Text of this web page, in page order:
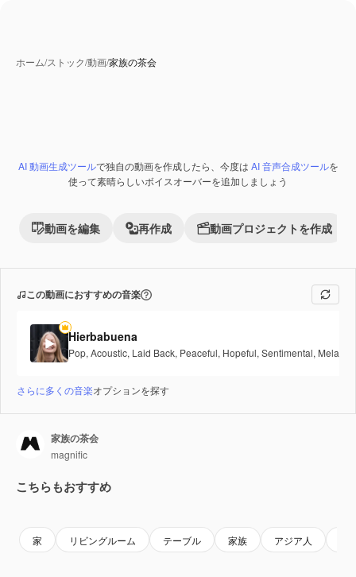
ホーム/ストック/動画/家族の茶会
AI 動画生成ツールで独自の動画を作成したら、今度は AI 音声合成ツールを
使って素晴らしいボイスオーバーを追加しましょう
動画を編集 再作成 動画プロジェクトを作成
この動画におすすめの音楽
Hierbabuena
Pop, Acoustic, Laid Back, Peaceful, Hopeful, Sentimental,
さらに多くの音楽オプションを探す
家族の茶会
magnific
こちらもおすすめ
家 リビングルーム テーブル 家族 アジア人